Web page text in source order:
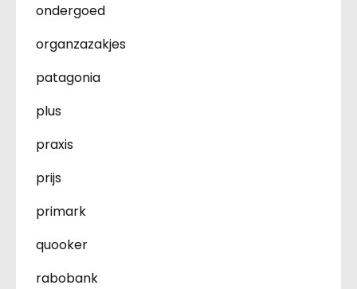
ondergoed
organzazakjes
patagonia
plus
praxis
prijs
primark
quooker
rabobank